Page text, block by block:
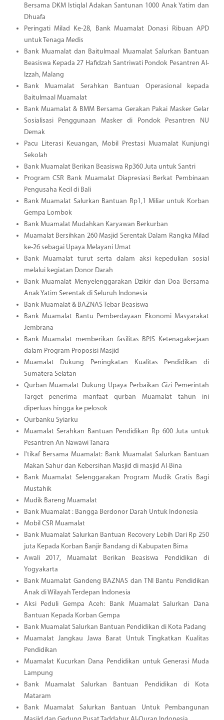
Bersama DKM Istiqlal Adakan Santunan 1000 Anak Yatim dan
Dhuafa
Peringati Milad Ke-28, Bank Muamalat Donasi Ribuan APD
untuk Tenaga Medis
Bank Muamalat dan Baitulmaal Muamalat Salurkan Bantuan
Beasiswa Kepada 27 Hafidzah Santriwati Pondok Pesantren Al-
Izzah, Malang
Bank Muamalat Serahkan Bantuan Operasional kepada
Baitulmaal Muamalat
Bank Muamalat & BMM Bersama Gerakan Pakai Masker Gelar
Sosialisasi Penggunaan Masker di Pondok Pesantren NU
Demak
Pacu Literasi Keuangan, Mobil Prestasi Muamalat Kunjungi
Sekolah
Bank Muamalat Berikan Beasiswa Rp360 Juta untuk Santri
Program CSR Bank Muamalat Diapresiasi Berkat Pembinaan
Pengusaha Kecil di Bali
Bank Muamalat Salurkan Bantuan Rp1,1 Miliar untuk Korban
Gempa Lombok
Bank Muamalat Mudahkan Karyawan Berkurban
Muamalat Bersihkan 260 Masjid Serentak Dalam Rangka Milad
ke-26 sebagai Upaya Melayani Umat
Bank Muamalat turut serta dalam aksi kepedulian sosial
melalui kegiatan Donor Darah
Bank Muamalat Menyelenggarakan Dzikir dan Doa Bersama
Anak Yatim Serentak di Seluruh Indonesia
Bank Muamalat & BAZNAS Tebar Beasiswa
Bank Muamalat Bantu Pemberdayaan Ekonomi Masyarakat
Jembrana
Bank Muamalat memberikan fasilitas BPJS Ketenagakerjaan
dalam Program Proposisi Masjid
Muamalat Dukung Peningkatan Kualitas Pendidikan di
Sumatera Selatan
Qurban Muamalat Dukung Upaya Perbaikan Gizi Pemerintah
Target penerima manfaat qurban Muamalat tahun ini
diperluas hingga ke pelosok
Qurbanku Syiarku
Muamalat Serahkan Bantuan Pendidikan Rp 600 Juta untuk
Pesantren An Nawawi Tanara
I'tikaf Bersama Muamalat: Bank Muamalat Salurkan Bantuan
Makan Sahur dan Kebersihan Masjid di masjid Al-Bina
Bank Muamalat Selenggarakan Program Mudik Gratis Bagi
Mustahik
Mudik Bareng Muamalat
Bank Muamalat : Bangga Berdonor Darah Untuk Indonesia
Mobil CSR Muamalat
Bank Muamalat Salurkan Bantuan Recovery Lebih Dari Rp 250
juta Kepada Korban Banjir Bandang di Kabupaten Bima
Awali 2017, Muamalat Berikan Beasiswa Pendidikan di
Yogyakarta
Bank Muamalat Gandeng BAZNAS dan TNI Bantu Pendidikan
Anak di Wilayah Terdepan Indonesia
Aksi Peduli Gempa Aceh: Bank Muamalat Salurkan Dana
Bantuan Kepada Korban Gempa
Bank Muamalat Salurkan Bantuan Pendidikan di Kota Padang
Muamalat Jangkau Jawa Barat Untuk Tingkatkan Kualitas
Pendidikan
Muamalat Kucurkan Dana Pendidikan untuk Generasi Muda
Lampung
Bank Muamalat Salurkan Bantuan Pendidikan di Kota
Mataram
Bank Muamalat Salurkan Bantuan Untuk Pembangunan